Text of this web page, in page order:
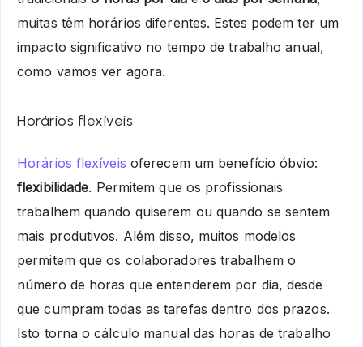
muitas têm horários diferentes. Estes podem ter um
impacto significativo no tempo de trabalho anual,
como vamos ver agora.
Horários flexíveis
Horários flexíveis oferecem um benefício óbvio:
flexibilidade. Permitem que os profissionais
trabalhem quando quiserem ou quando se sentem
mais produtivos. Além disso, muitos modelos
permitem que os colaboradores trabalhem o
número de horas que entenderem por dia, desde
que cumpram todas as tarefas dentro dos prazos.
Isto torna o cálculo manual das horas de trabalho